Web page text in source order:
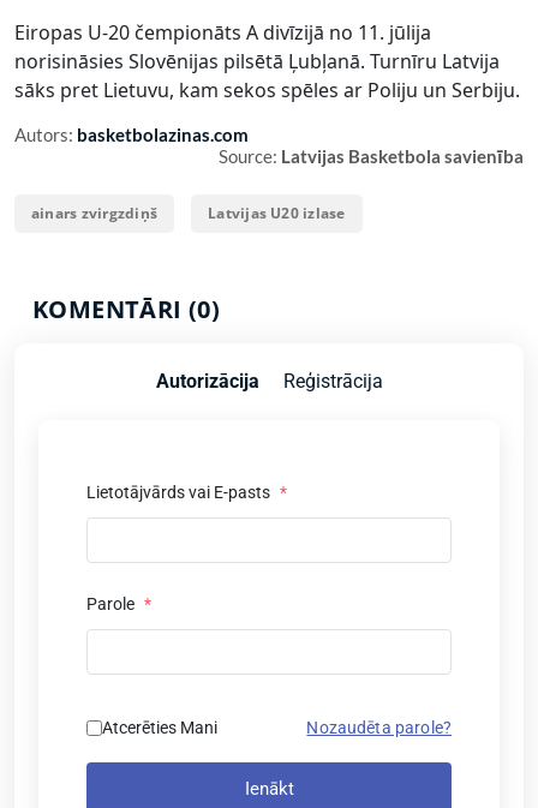
Eiropas U-20 čempionāts A divīzijā no 11. jūlija
norisināsies Slovēnijas pilsētā Ļubļanā. Turnīru Latvija
sāks pret Lietuvu, kam sekos spēles ar Poliju un Serbiju.
Autors: basketbolazinas.com
Source: Latvijas Basketbola savienība
ainars zvirgzdiņš Latvijas U20 izlase
KOMENTĀRI (0)
Autorizācija Reģistrācija
Lietotājvārds vai E-pasts *
Parole *
Atcerēties Mani Nozaudēta parole?
Ienākt